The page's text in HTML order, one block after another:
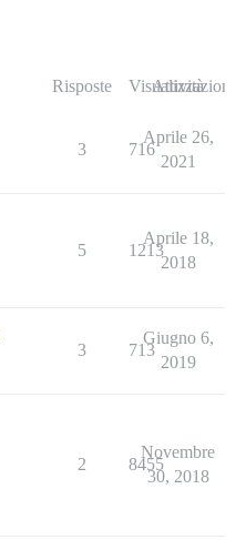
Risposte Visualizzazioni
Attività
3 716
Aprile 26,
2021
5 1213
Aprile 18,
2018
3 713
Giugno 6,
2019
2 8455
Novembre
30, 2018